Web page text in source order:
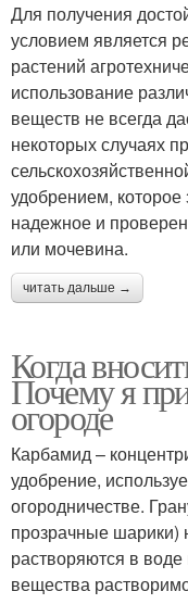
Для получения
условием является
растений
использование
веществ не всегда
некоторых случаях
удобрением,
надежное и
или мочевина.
читать дальше →
Когда
Почему я
огороде
Карбамид –
удобрение,
огородничестве.
прозрачные шарики)
растворяются в
вещества